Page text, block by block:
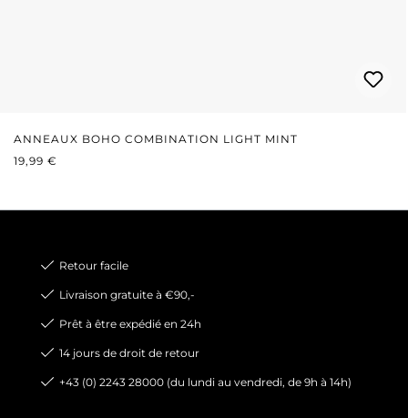
ANNEAUX BOHO COMBINATION LIGHT MINT
PRIX RÉGULIER :
19,99 €
Retour facile
Livraison gratuite à €90,-
Prêt à être expédié en 24h
14 jours de droit de retour
+43 (0) 2243 28000 (du lundi au vendredi, de 9h à 14h)